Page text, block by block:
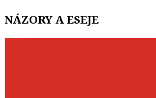
NÁZORY A ESEJE